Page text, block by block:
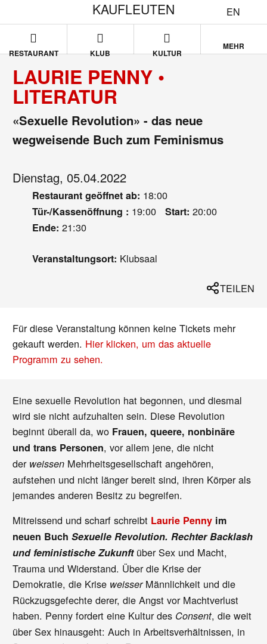
EN
KAUFLEUTEN
RESTAURANT KLUB KULTUR
MEHR
LAURIE PENNY •
LITERATUR
«Sexuelle Revolution» - das neue
wegweisende Buch zum Feminismus
Dienstag, 05.04.2022
Restaurant geöffnet ab: 18:00
Tür-/Kassenöffnung : 19:00 Start: 20:00
Ende: 21:30
Veranstaltungsort: Klubsaal
TEILEN
Für diese Veranstaltung können keine Tickets mehr
gekauft werden. Hier klicken, um das aktuelle
Programm zu sehen.
Eine sexuelle Revolution hat begonnen, und diesmal
wird sie nicht aufzuhalten sein. Diese Revolution
beginnt überall da, wo Frauen, queere, nonbinäre
und trans Personen, vor allem jene, die nicht
der weissen Mehrheitsgesellschaft angehören,
aufstehen und nicht länger bereit sind, ihren Körper als
jemandes anderen Besitz zu begreifen.
Mitreissend und scharf schreibt Laurie Penny im
neuen BuchSexuelle Revolution.Rechter Backlash
und feministische Zukunftüber Sex und Macht,
Trauma und Widerstand. Über die Krise der
Demokratie, die Krise weisserMännlichkeit und die
Rückzugsgefechte derer, die Angst vor Machtverlust
haben. Penny fordert eine Kultur des Consent, die weit
über Sex hinausgeht: Auch in Arbeitsverhältnissen, in